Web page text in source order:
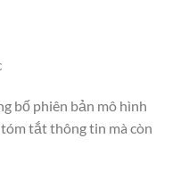
bố phiên bản mô hình
tắt thông tin mà còn